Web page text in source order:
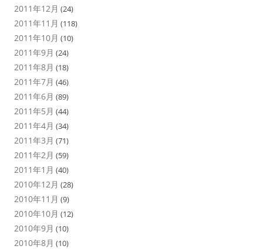
2011年12月 (24)
2011年11月 (118)
2011年10月 (10)
2011年9月 (24)
2011年8月 (18)
2011年7月 (46)
2011年6月 (89)
2011年5月 (44)
2011年4月 (34)
2011年3月 (71)
2011年2月 (59)
2011年1月 (40)
2010年12月 (28)
2010年11月 (9)
2010年10月 (12)
2010年9月 (10)
2010年8月 (10)